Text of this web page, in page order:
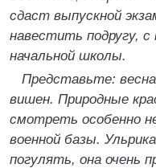
сдаст выпускной
навестить подругу, с
начальной школы.
Представьте:
вишен. Природные
смотреть особенно
военной базы.
погулять, она очень